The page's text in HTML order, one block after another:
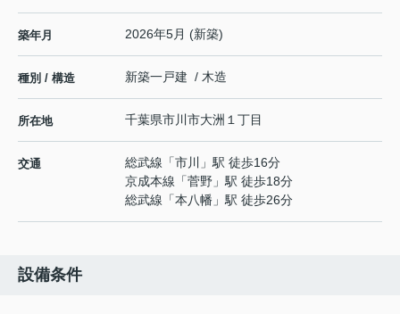
築年月 2026年5月 (新築)
種別 / 構造 新築一戸建 / 木造
所在地 千葉県市川市大洲 １丁目
交通 総武線 「市川
」駅 徒歩16分
京成本線 「菅野 」駅 徒歩18分
総武線 「本八幡 」駅 徒歩26分
設備条件